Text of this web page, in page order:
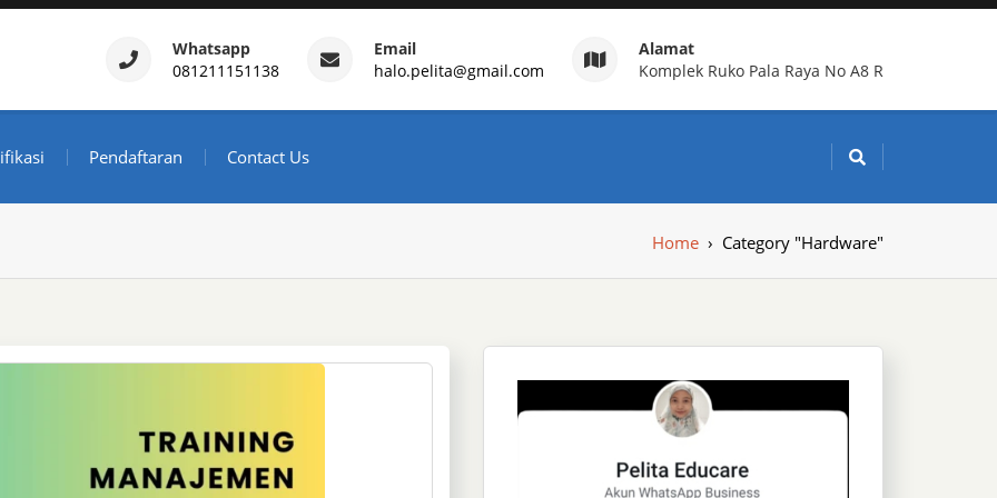
– Daftar Training Indonesia
Whatsapp
081211151138
Email
halo.pelita@gmail.com
Alamat
Komplek Ruko Pala Raya No A8 R
Pendaftaran Contact Us
Home › Category "Hardware"